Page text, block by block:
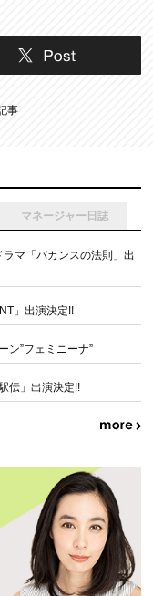
事
マネージャー日誌
ラマ「バカンスの法則」出
」出演決定!!
ン”フェミニーナ”
伝」出演決定!!